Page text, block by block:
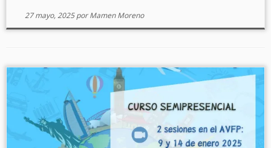
27 mayo, 2025 porMamen Moreno